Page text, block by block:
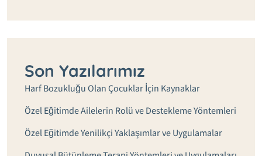
Son Yazılarımız
Harf Bozukluğu Olan Çocuklar İçin Kaynaklar
Özel Eğitimde Ailelerin Rolü ve Destekleme Yöntemleri
Özel Eğitimde Yenilikçi Yaklaşımlar ve Uygulamalar